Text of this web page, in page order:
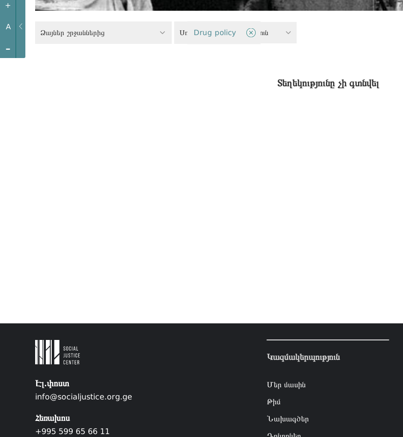
+
A
-
Ձայներ շրջաններից Սոցիալական արդարություն
Drug policy
Տեղեկությունը չի գտնվել
Էլ.փոստ
info@socialjustice.org.ge
Հեռախոս
+995 599 65 66 11
Կազմակերպություն
Մեր մասին
Թիմ
Նախագծեր